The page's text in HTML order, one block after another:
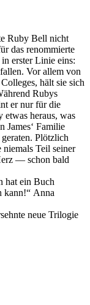
Ruby Bell nicht
das renommierte
erster Linie eins:
Vor allem von
hält sie sich
Rubys
er nur für die
etwas heraus, was
James‘ Familie
Plötzlich
Teil seiner
— schon bald
hat ein Buch
kann!“ Anna
neue Trilogie